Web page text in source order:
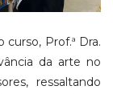
Prof.ª Dra.
da arte no
ressaltando